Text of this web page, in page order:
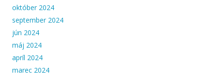
október 2024
september 2024
jún 2024
máj 2024
apríl 2024
marec 2024